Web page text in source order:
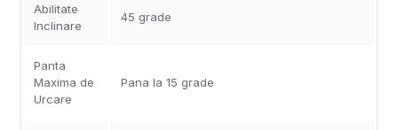
Abilitate
Inclinare
45 grade
Panta
Maxima de
Urcare
Pana la 15 grade